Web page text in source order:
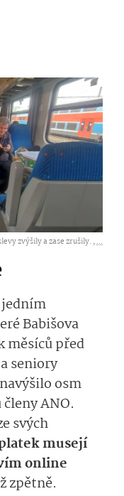
zvýšily a zase zrušily. ,...
Babišova
měsíců před
seniory
osm
ANO.
svých
musejí
online
zpětně.